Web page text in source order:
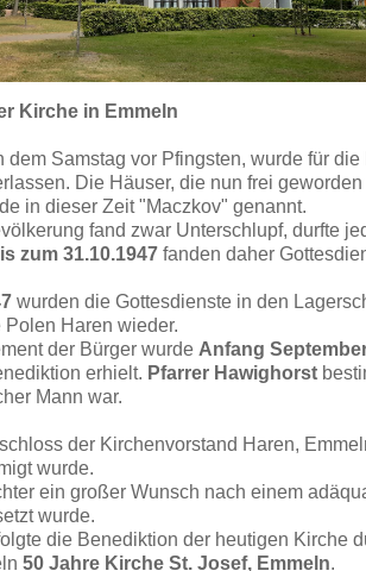
Kirche in Emmeln
dem Samstag vor Pfingsten, wurde für
Die Häuser, die nun frei
in dieser Zeit "Maczkov" genannt.
fand zwar Unterschlupf, durfte
zum 31.10.1947 fanden daher
wurden die Gottesdienste in den
Haren wieder.
der Bürger wurde Anfang
erhielt. Pfarrer Hawighorst
Mann war.
der Kirchenvorstand Haren,
wurde.
ein großer Wunsch nach einem
wurde.
die Benediktion der heutigen Kirche
50 Jahre Kirche St. Josef, Emmeln.